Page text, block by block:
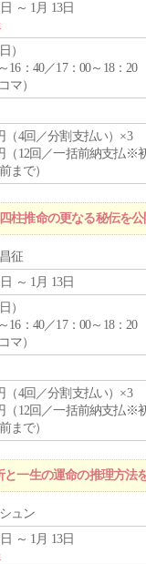
～ 1月 13日
）
16：40／17：00～18：20
マ）
（4回／分割支払い）×3
（12回／一括前納支払※
まで）
柱推命の更なる秘伝を
征
～ 1月 13日
）
16：40／17：00～18：20
マ）
（4回／分割支払い）×3
（12回／一括前納支払※
まで）
一生の運命の推理方法
ュン
～ 1月 13日